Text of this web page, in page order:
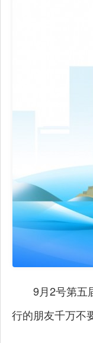
9月2号第五
行的朋友千万不